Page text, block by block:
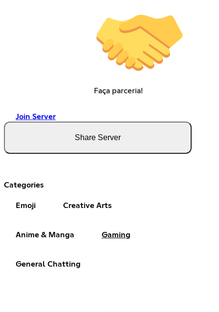
Faça parceria!
Join Server
Share Server
Categories
Emoji Creative Arts
Anime & Manga Gaming
General Chatting